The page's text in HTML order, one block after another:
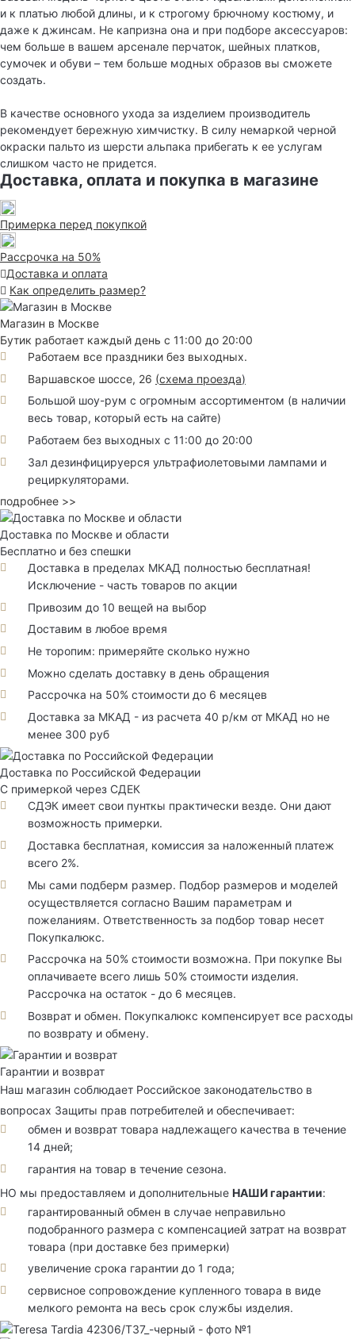
и к платью любой длины, и к строгому брючному костюму, и
даже к джинсам. Не капризна она и при подборе аксессуаров:
чем больше в вашем арсенале перчаток, шейных платков,
сумочек и обуви – тем больше модных образов вы сможете
создать.
В качестве основного ухода за изделием производитель
рекомендует бережную химчистку. В силу немаркой черной
окраски пальто из шерсти альпака прибегать к ее услугам
слишком часто не придется.
Доставка, оплата и покупка в магазине
Примерка перед покупкой
Рассрочка на 50%
Доставка и оплата
Как определить размер?
Магазин в Москве
Бутик работает каждый день с 11:00 до 20:00
Работаем все праздники без выходных.
Варшавское шоссе, 26 (схема проезда)
Большой шоу-рум с огромным ассортиментом (в наличии
весь товар, который есть на сайте)
Работаем без выходных с 11:00 до 20:00
Зал дезинфицируерся ультрафиолетовыми лампами и
рециркуляторами.
подробнее >>
Доставка по Москве и области
Бесплатно и без спешки
Доставка в пределах МКАД полностью бесплатная!
Исключение - часть товаров по акции
Привозим до 10 вещей на выбор
Доставим в любое время
Не торопим: примеряйте сколько нужно
Можно сделать доставку в день обращения
Рассрочка на 50% стоимости до 6 месяцев
Доставка за МКАД - из расчета 40 р/км от МКАД но не
менее 300 руб
Доставка по Российской Федерации
С примеркой через СДЕК
СДЭК имеет свои пунткы практически везде. Они дают
возможность примерки.
Доставка бесплатная, комиссия за наложенный платеж
всего 2%.
Мы сами подберм размер. Подбор размеров и моделей
осуществляется согласно Вашим параметрам и
пожеланиям. Ответственность за подбор товар несет
Покупкалюкс.
Рассрочка на 50% стоимости возможна. При покупке Вы
оплачиваете всего лишь 50% стоимости изделия.
Рассрочка на остаток - до 6 месяцев.
Возврат и обмен. Покупкалюкс компенсирует все расходы
по возврату и обмену.
Гарантии и возврат
Наш магазин соблюдает Российское законодательство в
вопросах Защиты прав потребителей и обеспечивает:
обмен и возврат товара надлежащего качества в течение
14 дней;
гарантия на товар в течение сезона.
НО мы предоставляем и дополнительные НАШИ гарантии:
гарантированный обмен в случае неправильно
подобранного размера с компенсацией затрат на возврат
товара (при доставке без примерки)
увеличение срока гарантии до 1 года;
сервисное сопровождение купленного товара в виде
мелкого ремонта на весь срок службы изделия.